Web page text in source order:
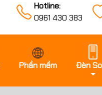
Hotline:
0961 430 383
Phần mềm Đèn